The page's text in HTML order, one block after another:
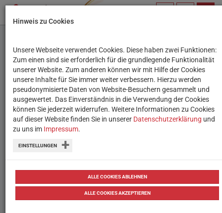
Multimedialer
Unterricht: Neues ORF-
Videoarchiv zur
"Geschichte Wiens"
Unterricht über die Geschichte Wiens
werden. Der ORF, die Stadt Wien und der
Wiener Stadtschulrat machen’s möglich.
vonTanja Waculik 12.10.2017
Hinweis zu Cookies
Unsere Webseite verwendet Cookies. Diese haben zwei Funktionen:
Zum einen sind sie erforderlich für die grundlegende Funktionalität
unserer Website. Zum anderen können wir mit Hilfe der Cookies
unsere Inhalte für Sie immer weiter verbessern. Hierzu werden
pseudonymisierte Daten von Website-Besuchern gesammelt und
ausgewertet. Das Einverständnis in die Verwendung der Cookies
können Sie jederzeit widerrufen. Weitere Informationen zu Cookies
auf dieser Website finden Sie in unserer Datenschutzerklärung und
zu uns im Impressum.
EINSTELLUNGEN
ALLE COOKIES ABLEHNEN
ALLE COOKIES AKZEPTIEREN